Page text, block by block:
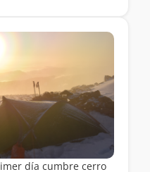
día cumbre cerro